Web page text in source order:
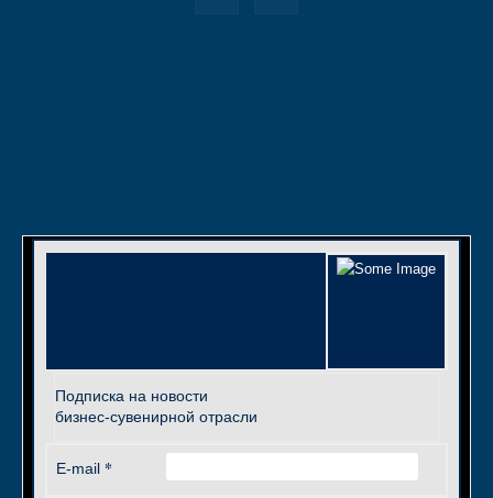
Подписка на новости
бизнес-сувенирной отрасли
E-mail *